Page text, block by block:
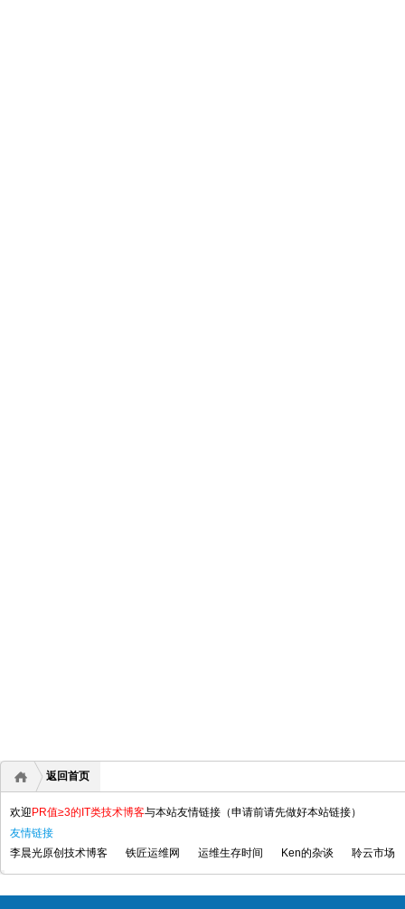
返回首页
欢迎 PR值≥3的IT类技术博客与本站友情链接（申请前请先做好本站链接）
友情链接
李晨光原创技术博客
铁匠运维网 运维生存时间 Ken的杂谈 聆云市场